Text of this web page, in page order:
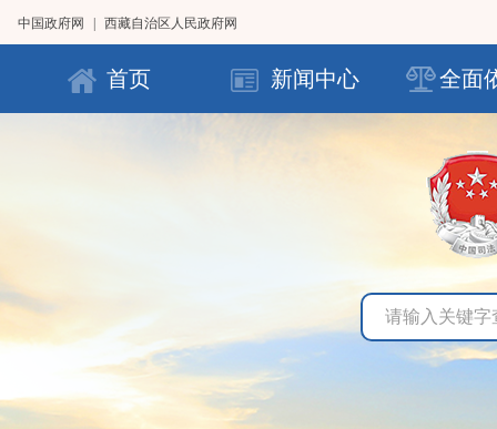
中国政府网 西藏自治区人民政府网
首页 新闻中心 全面